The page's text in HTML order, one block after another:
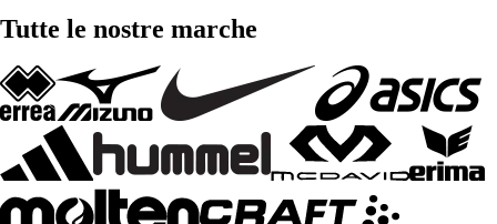
Tutte le nostre marche